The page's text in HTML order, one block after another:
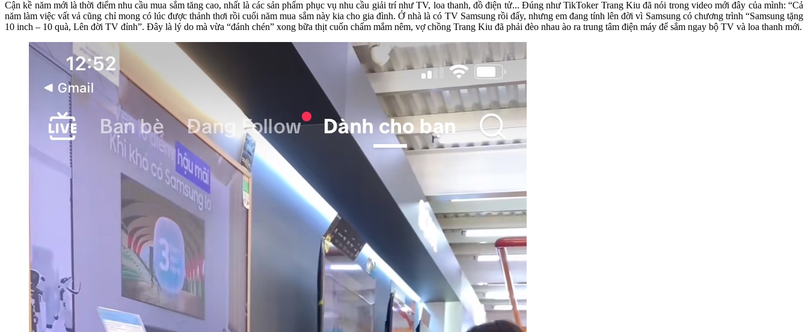
Cận kề năm mới là thời điểm nhu cầu mua sắm tăng cao, nhất là các sản phẩm phục vụ nhu cầu giải trí như TV, loa thanh, đồ điện tử... Đúng như TikToker Trang Kiu đã nói trong video mới đây của mình: “Cả
năm làm việc vất vả cũng chỉ mong có lúc được thảnh thơi rồi cuối năm mua sắm này kia cho gia đình. Ở nhà là có TV Samsung rồi đấy, nhưng em đang tính lên đời vì Samsung có chương trình “Samsung tặng
10 inch – 10 quà, Lên đời TV đỉnh”. Đây là lý do mà vừa “đánh chén” xong bữa thịt cuốn chấm mắm nêm, vợ chồng Trang Kiu đã phải đèo nhau ào ra trung tâm điện máy để sắm ngay bộ TV và loa thanh mới.